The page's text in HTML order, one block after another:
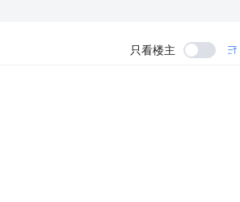
只看楼主